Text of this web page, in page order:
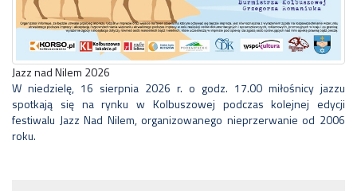
Jazz nad Nilem 2026
W niedzielę, 16 sierpnia 2026 r. o godz. 17.00 miłośnicy jazzu
spotkają się na rynku w Kolbuszowej podczas kolejnej edycji
festiwalu Jazz Nad Nilem, organizowanego nieprzerwanie od 2006
roku.